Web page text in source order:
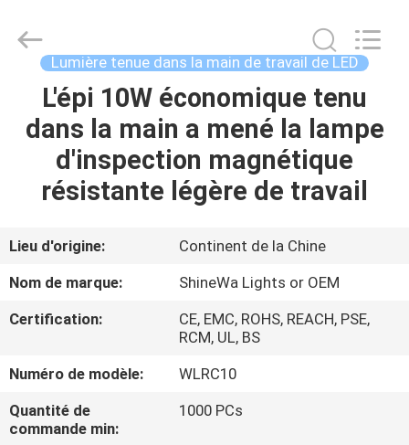
LA
MAISON
VIDÉOS
À
PROPOS
DE
NOUS
International
Trade
Lumière tenue dans la main de travail de LED
L'épi 10W économique tenu
dans la main a mené la lampe
d'inspection magnétique
résistante légère de travail
Lieu d'origine:
Continent de la Chine
Nom de marque:
ShineWa Lights or OEM
Certification:
CE, EMC, ROHS, REACH, PSE,
RCM, UL, BS
Numéro de modèle:
WLRC10
Quantité de
commande min:
1000 PCs